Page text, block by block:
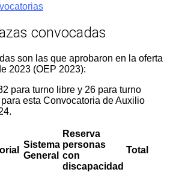
convocadas
son las que aprobaron en la oferta
2023 (OEP 2023):
para turno libre y 26 para turno
esta Convocatoria de Auxilio
Sistema
General
Reserva
personas
con
discapacidad
Total